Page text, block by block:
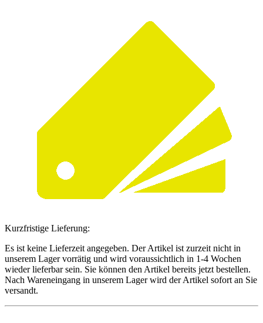
Kurzfristige Lieferung:
Es ist keine Lieferzeit angegeben. Der Artikel ist zurzeit nicht in
unserem Lager vorrätig und wird voraussichtlich in 1-4 Wochen
wieder lieferbar sein. Sie können den Artikel bereits jetzt bestellen.
Nach Wareneingang in unserem Lager wird der Artikel sofort an Sie
versandt.